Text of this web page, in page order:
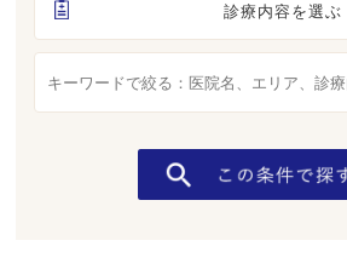
診療内容を選ぶ